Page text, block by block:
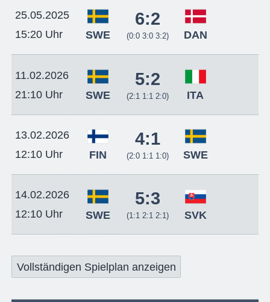
25.05.2025
15:20 Uhr
SWE
6:2
(0:0 3:0 3:2) DAN
11.02.2026
21:10 Uhr
SWE
5:2
(2:1 1:1 2:0) ITA
13.02.2026
12:10 Uhr
FIN
4:1
(2:0 1:1 1:0) SWE
14.02.2026
12:10 Uhr
SWE
5:3
(1:1 2:1 2:1) SVK
Vollständigen Spielplan anzeigen